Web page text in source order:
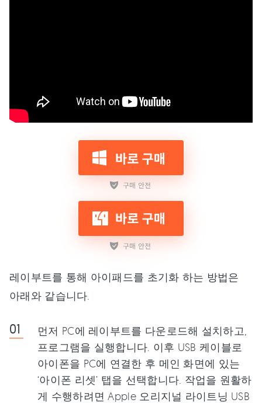
레이부트를 통해 아이패드를 초기화 하는 방법은
아래와 같습니다.
먼저 PC에 레이부트를 다운로드해 설치하고,
프로그램을 실행합니다. 이후 USB 케이블로
아이폰을 PC에 연결한 후 메인 화면에 있는
‘아이폰 리셋’ 탭을 선택합니다. 작업을 원활하
게 수행하려면 Apple 오리지널 라이트닝 USB